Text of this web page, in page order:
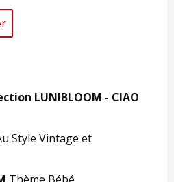
LUNIBLOOM - CIAO
Style Vintage et